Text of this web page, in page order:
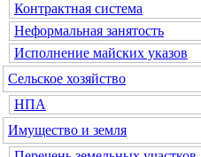
Контрактная система
Неформальная занятость
Исполнение майских указов
Сельское хозяйство
НПА
Имущество и земля